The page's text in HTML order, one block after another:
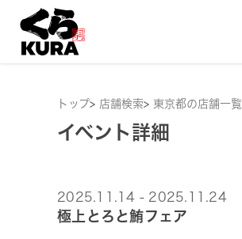
トップ> 店舗検索> 東京都の店舗一覧
イベント詳細
2025.11.14 - 2025.11.24
極上とろと鮪フェア